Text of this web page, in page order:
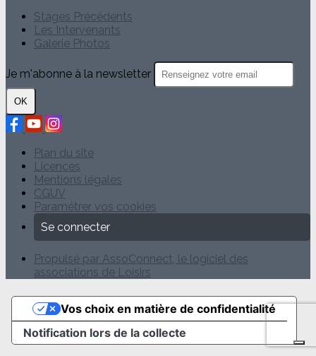
Stages Précédents
Les Intervenants
Galerie Photos
Je m'abonne à la newsletter
OK
Plan du site
Licences
Mentions légales
CGUV
Paramétrer vos cookies
Se connecter
Propulsé par AssoConnect, le logiciel des
associations de Loisirs
Notification lors de la collecte
Vos choix en matière de confidentialité